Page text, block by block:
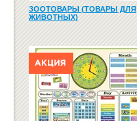
ЗООТОВАРЫ (ТОВАРЫ ДЛЯ
ЖИВОТНЫХ)